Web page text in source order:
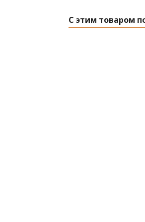
С этим товаром